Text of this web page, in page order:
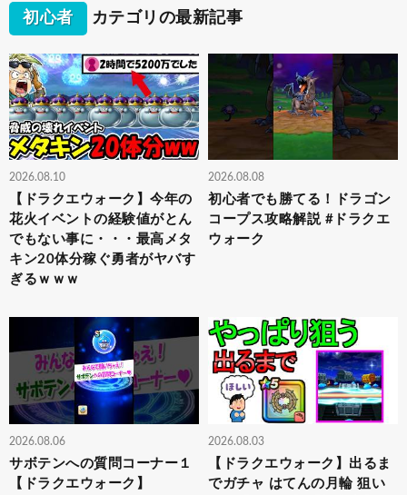
初心者 カテゴリの最新記事
2026.08.10
【ドラクエウォーク】今年の
花火イベントの経験値がとん
でもない事に・・・最高メタ
キン20体分稼ぐ勇者がヤバす
ぎるｗｗｗ
2026.08.08
初心者でも勝てる！ドラゴン
コープス攻略解説 #ドラクエ
ウォーク
2026.08.06
サボテンへの質問コーナー１
【ドラクエウォーク】
2026.08.03
【ドラクエウォーク】出るま
でガチャ はてんの月輪 狙い